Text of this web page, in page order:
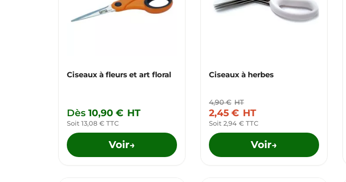
Ciseaux à fleurs et art floral
Dès 10,90 € HT
Soit 13,08 € TTC
Voir→
Ciseaux à herbes
4,90 € HT
2,45 € HT
Soit 2,94 € TTC
Voir→